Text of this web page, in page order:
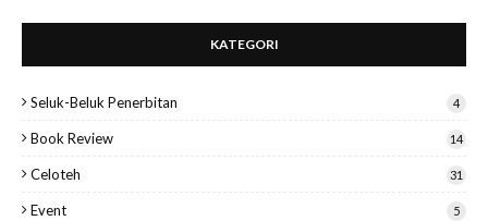
KATEGORI
Seluk-Beluk Penerbitan 4
Book Review 14
Celoteh 31
Event 5